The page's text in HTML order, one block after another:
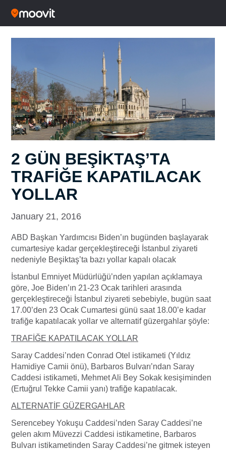
2 GÜN BEŞİKTAŞ’TA
TRAFİĞE KAPATILACAK
YOLLAR
January 21, 2016
ABD Başkan Yardımcısı Biden’ın bugünden başlayarak
cumartesiye kadar gerçekleştireceği İstanbul ziyareti
nedeniyle Beşiktaş’ta bazı yollar kapalı olacak
İstanbul Emniyet Müdürlüğü’nden yapılan açıklamaya
göre, Joe Biden’ın 21-23 Ocak tarihleri arasında
gerçekleştireceği İstanbul ziyareti sebebiyle, bugün saat
17.00’den 23 Ocak Cumartesi günü saat 18.00’e kadar
trafiğe kapatılacak yollar ve alternatif güzergahlar şöyle:
TRAFİĞE KAPATILACAK YOLLAR
Saray Caddesi’nden Conrad Otel istikameti (Yıldız
Hamidiye Camii önü), Barbaros Bulvarı’ndan Saray
Caddesi istikameti, Mehmet Ali Bey Sokak kesişiminden
(Ertuğrul Tekke Camii yanı) trafiğe kapatılacak.
ALTERNATİF GÜZERGAHLAR
Serencebey Yokuşu Caddesi’nden Saray Caddesi’ne
gelen akım Müvezzi Caddesi istikametine, Barbaros
Bulvarı istikametinden Saray Caddesi’ne gitmek isteyen